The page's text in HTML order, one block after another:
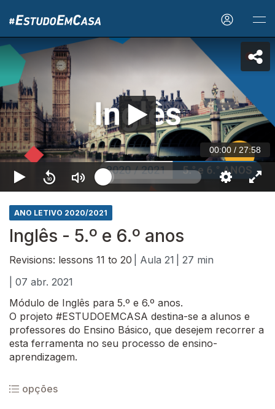
00:00 / 27:58
ANO LETIVO 2020/2021
Inglês - 5.º e 6.º anos
Revisions: lessons 11 to 20 | Aula 21
| 27 min
| 07 abr. 2021
Módulo de Inglês para 5.º e 6.º anos.
O projeto #ESTUDOEMCASA destina-se a alunos e
professores do Ensino Básico, que desejem recorrer a
esta ferramenta no seu processo de ensino-
aprendizagem.
opções